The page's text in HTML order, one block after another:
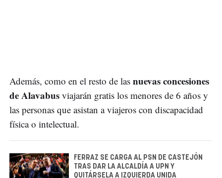
Además, como en el resto de las nuevas concesiones
de Alavabus viajarán gratis los menores de 6 años y
las personas que asistan a viajeros con discapacidad
física o intelectual.
FERRAZ SE CARGA AL PSN DE CASTEJÓN
TRAS DAR LA ALCALDÍA A UPN Y
QUITÁRSELA A IZQUIERDA UNIDA